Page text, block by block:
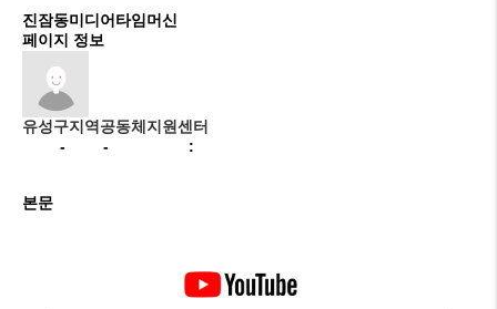
진잠동미디어타임머신
페이지 정보
유성구지역공동체지원센터
21-03-24 00:00
본문